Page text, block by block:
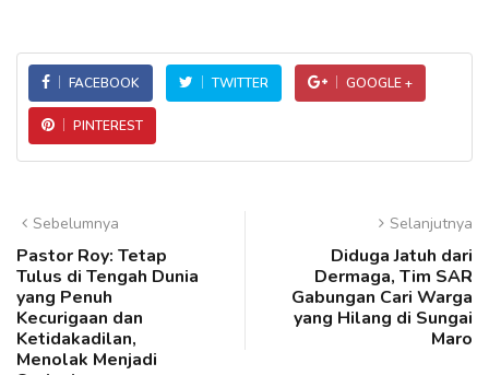
FACEBOOK TWITTER GOOGLE +
PINTEREST
Sebelumnya
Pastor Roy: Tetap
Tulus di Tengah Dunia
yang Penuh
Kecurigaan dan
Ketidakadilan,
Menolak Menjadi
Selanjutnya
Diduga Jatuh dari
Dermaga, Tim SAR
Gabungan Cari Warga
yang Hilang di Sungai
Maro